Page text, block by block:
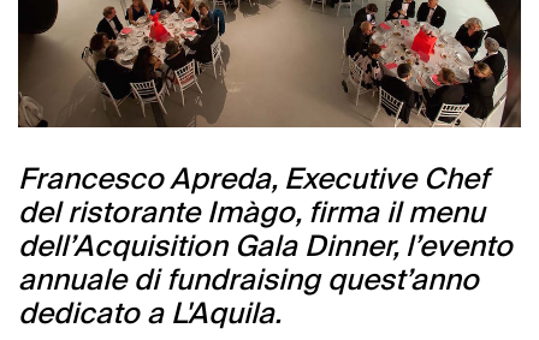
Francesco Apreda, Executive Chef
del ristorante Imàgo, firma il menu
dell’Acquisition Gala Dinner, l’evento
annuale di fundraising quest’anno
dedicato a L'Aquila.